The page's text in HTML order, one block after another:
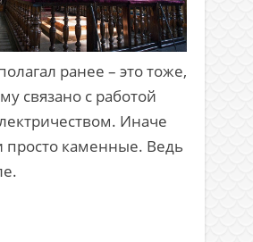
ранее – это тоже,
связано с работой
Иначе
просто каменные. Ведь